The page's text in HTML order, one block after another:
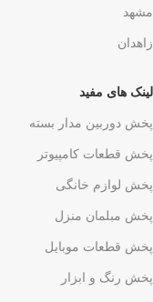
مشهد
زاهدان
لینک های مفید
پخش دوربین مدار بسته
پخش قطعات کامپیوتر
پخش لوازم خانگی
پخش مبلمان منزل
پخش قطعات موبایل
پخش رنگ و ابزار